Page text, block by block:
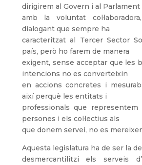
dirigirem al Govern i al Parlament
amb la voluntat
dialogant que sempre ha
caracteritzat al Tercer Sector
país, però ho farem de manera
exigent, sense acceptar que les
intencions no es converteixin
en accions concretes i
així perquè les entitats i
professionals que
persones i els col·lectius als
que donem servei, no es
Aquesta legislatura ha de ser la
desmercantilitzi els serveis